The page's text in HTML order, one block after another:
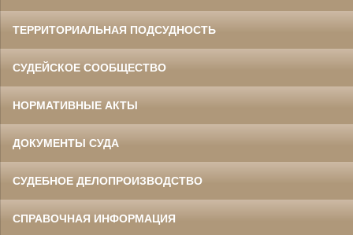
ТЕРРИТОРИАЛЬНАЯ ПОДСУДНОСТЬ
СУДЕЙСКОЕ СООБЩЕСТВО
НОРМАТИВНЫЕ АКТЫ
ДОКУМЕНТЫ СУДА
СУДЕБНОЕ ДЕЛОПРОИЗВОДСТВО
СПРАВОЧНАЯ ИНФОРМАЦИЯ